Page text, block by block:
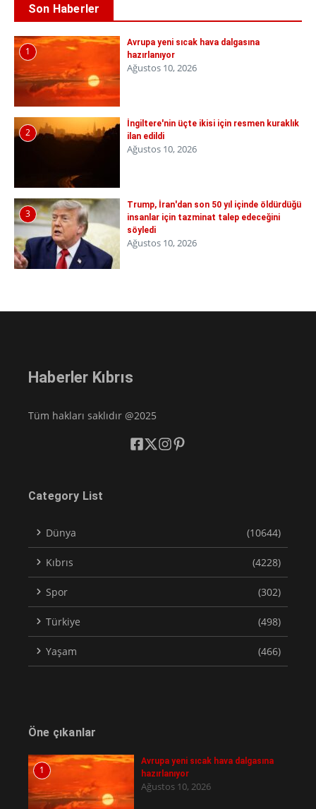
Son Haberler
1
Avrupa yeni sıcak hava dalgasına
hazırlanıyor
Ağustos 10, 2026
2
İngiltere'nin üçte ikisi için resmen kuraklık
ilan edildi
Ağustos 10, 2026
3
Trump, İran'dan son 50 yıl içinde öldürdüğü
insanlar için tazminat talep edeceğini
söyledi
Ağustos 10, 2026
Haberler Kıbrıs
Tüm hakları saklıdır @2025
Category List
Dünya (10644)
Kıbrıs (4228)
Spor (302)
Türkiye (498)
Yaşam (466)
Öne çıkanlar
1
Avrupa yeni sıcak hava dalgasına
hazırlanıyor
Ağustos 10, 2026